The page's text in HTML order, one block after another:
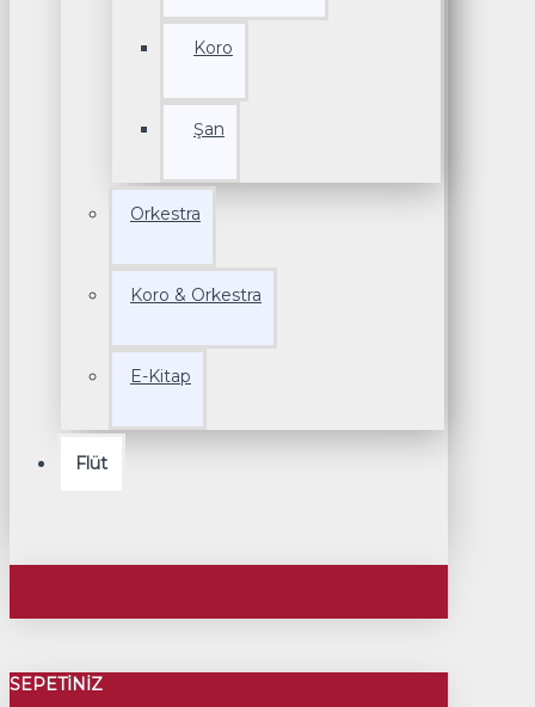
Koro
Şan
Orkestra
Koro & Orkestra
E-Kitap
Flüt
SEPETINIZ